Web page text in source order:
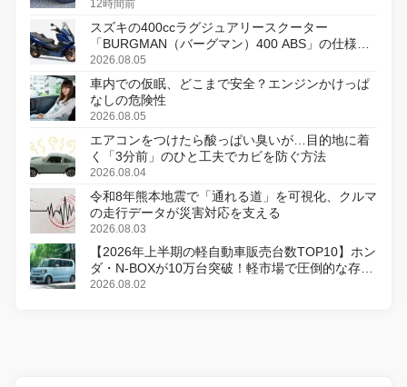
12時間前
スズキの400ccラグジュアリースクーター
「BURGMAN（バーグマン）400 ABS」の仕様を
変更し、8月18日に発売
2026.08.05
車内での仮眠、どこまで安全？エンジンかけっぱ
なしの危険性
2026.08.05
エアコンをつけたら酸っぱい臭いが…目的地に着
く「3分前」のひと工夫でカビを防ぐ方法
2026.08.04
令和8年熊本地震で「通れる道」を可視化、クルマ
の走行データが災害対応を支える
2026.08.03
【2026年上半期の軽自動車販売台数TOP10】ホン
ダ・N-BOXが10万台突破！軽市場で圧倒的な存在
感
2026.08.02